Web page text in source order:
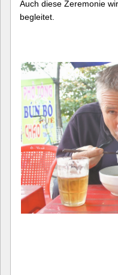
Auch diese Zeremonie
begleitet.